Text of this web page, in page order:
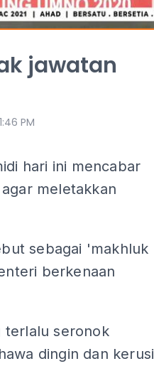
jawatan
1:46 PM
hari ini mencabar
meletakkan
sebagai 'makhluk
berkenaan
terlalu seronok
dingin dan kerusi